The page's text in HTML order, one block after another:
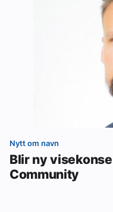
Nytt om navn
Blir ny
Community